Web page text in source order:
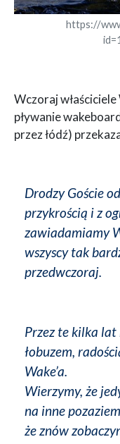
https://
Wczoraj
pływanie
przez łódź)
Drodzy Goście
przykrością i z
zawiadamiamy
wszyscy tak
przedwczoraj.
Przez te kilka lat
łobuzem,
Wake’a.
Wierzymy, że
na inne
że znów